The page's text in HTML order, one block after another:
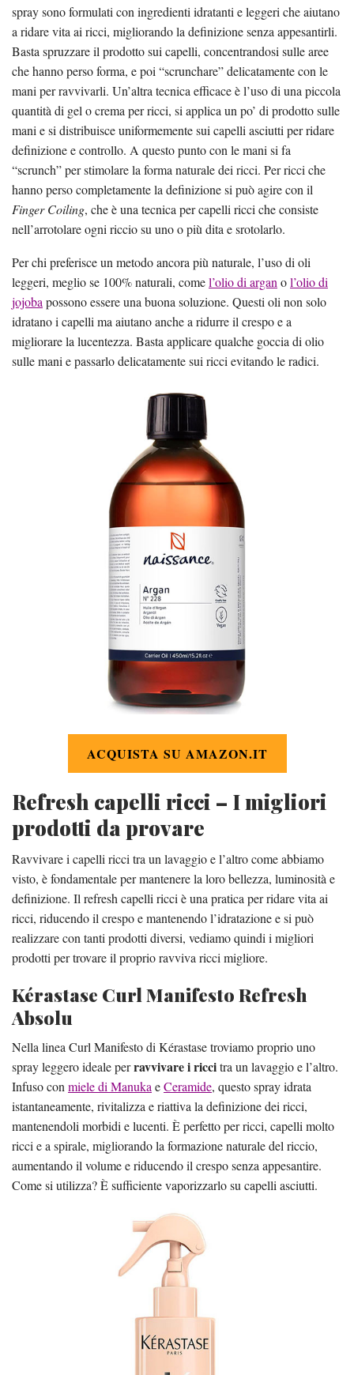
spray sono formulati con ingredienti idratanti e leggeri che aiutano
a ridare vita ai ricci, migliorando la definizione senza appesantirli.
Basta spruzzare il prodotto sui capelli, concentrandosi sulle aree
che hanno perso forma, e poi “scrunchare” delicatamente con le
mani per ravvivarli. Un’altra tecnica efficace è l’uso di una piccola
quantità di gel o crema per ricci, si applica un po’ di prodotto sulle
mani e si distribuisce uniformemente sui capelli asciutti per ridare
definizione e controllo. A questo punto con le mani si fa
“scrunch” per stimolare la forma naturale dei ricci. Per ricci che
hanno perso completamente la definizione si può agire con il
Finger Coiling, che è una tecnica per capelli ricci che consiste
nell’arrotolare ogni riccio su uno o più dita e srotolarlo.
Per chi preferisce un metodo ancora più naturale, l’uso di oli
leggeri, meglio se 100% naturali, comel’olio di argan ol’olio di
jojoba possono essere una buona soluzione. Questi oli non solo
idratano i capelli ma aiutano anche a ridurre il crespo e a
migliorare la lucentezza. Basta applicare qualche goccia di olio
sulle mani e passarlo delicatamente sui ricci evitando le radici.
ACQUISTA SU AMAZON.IT
Refresh capelli ricci – I migliori
prodotti da provare
Ravvivare i capelli ricci tra un lavaggio e l’altro come abbiamo
visto, è fondamentale per mantenere la loro bellezza, luminosità e
definizione. Il refresh capelli ricci è una pratica per ridare vita ai
ricci, riducendo il crespo e mantenendo l’idratazione e si può
realizzare con tanti prodotti diversi, vediamo quindi i migliori
prodotti per trovare il proprio ravviva ricci migliore.
Kérastase Curl Manifesto Refresh
Absolu
Nella linea Curl Manifesto di Kérastase troviamo proprio uno
spray leggero ideale perravvivare i riccitra un lavaggio e l’altro.
Infuso con miele di Manuka eCeramide, questo spray idrata
istantaneamente, rivitalizza e riattiva la definizione dei ricci,
mantenendoli morbidi e lucenti. È perfetto per ricci, capelli molto
ricci e a spirale, migliorando la formazione naturale del riccio,
aumentando il volume e riducendo il crespo senza appesantire.
Come si utilizza? È sufficiente vaporizzarlo su capelli asciutti.